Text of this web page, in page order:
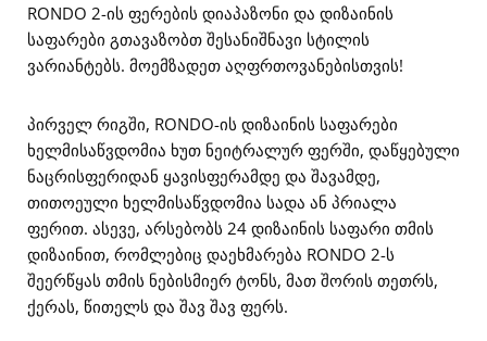
RONDO 2-ის ფერების დიაპაზონი და დიზაინის
საფარები გთავაზობთ შესანიშნავი სტილის
ვარიანტებს. მოემზადეთ აღფრთოვანებისთვის!
პირველ რიგში, RONDO-ის დიზაინის საფარები
ხელმისაწვდომია ხუთ ნეიტრალურ ფერში, დაწყებული
ნაცრისფერიდან ყავისფერამდე და შავამდე,
თითოეული ხელმისაწვდომია სადა ან პრიალა
ფერით. ასევე, არსებობს 24 დიზაინის საფარი თმის
დიზაინით, რომლებიც დაეხმარება RONDO 2-ს
შეერწყას თმის ნებისმიერ ტონს, მათ შორის თეთრს,
ქერას, წითელს და შავ შავ ფერს.